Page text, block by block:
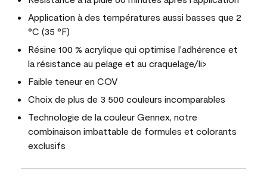
Application à des températures aussi basses que 2
°C (35 °F)
Résine 100 % acrylique qui optimise l'adhérence et
la résistance au pelage et au craquelage/li>
Faible teneur en COV
Choix de plus de 3 500 couleurs incomparables
Technologie de la couleur Gennex, notre
combinaison imbattable de formules et colorants
exclusifs